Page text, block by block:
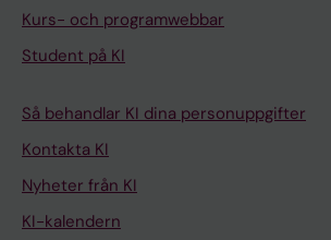
Kurs- och programwebbar
Student på KI
Så behandlar KI dina personuppgifter
Kontakta KI
Nyheter från KI
KI-kalendern